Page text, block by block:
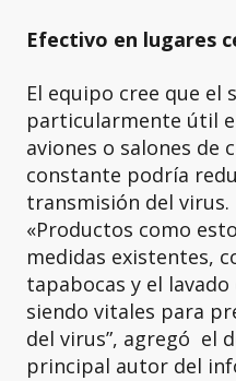
Efectivo en lugares
El equipo cree que el
particularmente útil
aviones o salones de
constante podría
transmisión del virus.
«Productos como
medidas existentes,
tapabocas y el
siendo vitales para
del virus”, agregó el
principal autor del